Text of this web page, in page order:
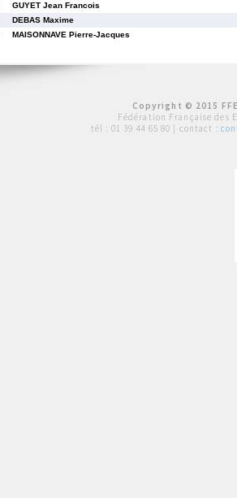
GUYET Jean Francois
DEBAS Maxime
MAISONNAVE Pierre-Jacques
Copyright © 2015
Fédération Française des
tél : 01 39 44 65 80 | contact :